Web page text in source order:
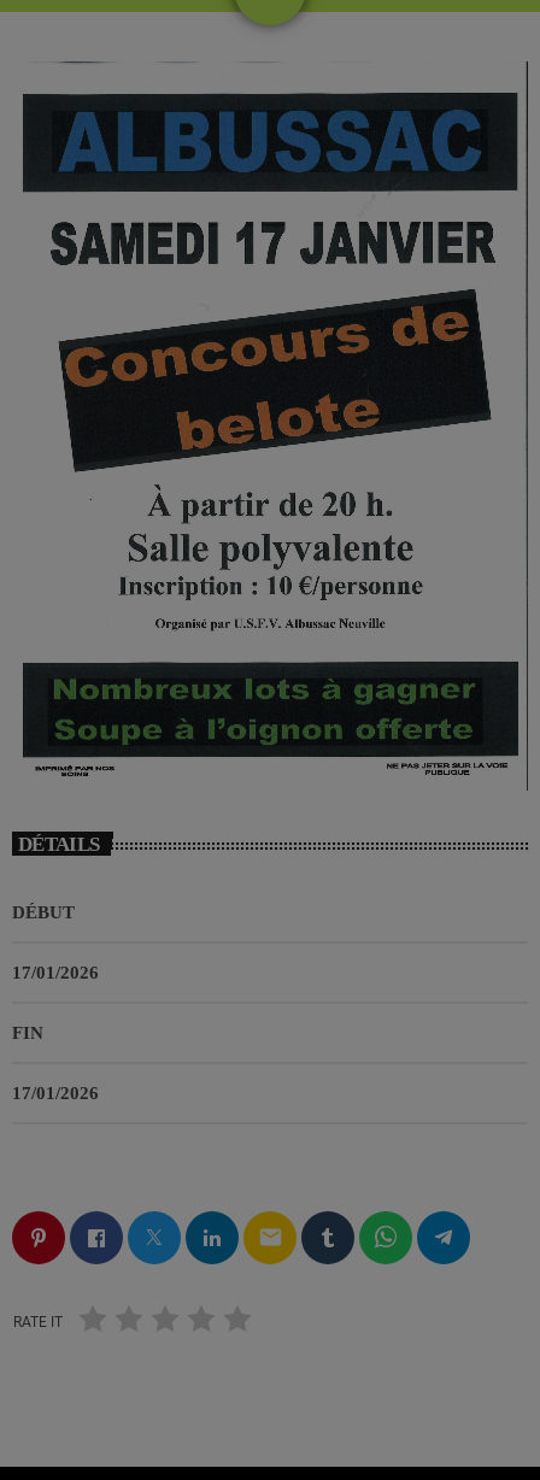
DÉTAILS
DÉBUT
17/01/2026
FIN
17/01/2026
email
RATE IT